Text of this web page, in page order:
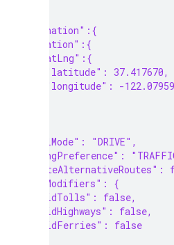
  "destination":{
    "location":{
      "latLng":{
        "latitude": 37.417670,
"longitude": -
  "travelMode": "DRIVE",
"routingPreference":
"computeAlternativeRoutes":
  "routeModifiers": {
    "avoidTolls": false,
    "avoidHighways": false,
    "avoidFerries": false